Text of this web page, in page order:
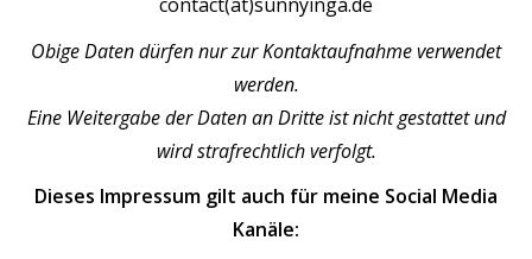
Obige Daten dürfen nur zur Kontaktaufnahme verwendet
werden.
Eine Weitergabe der Daten an Dritte ist nicht gestattet und
wird strafrechtlich verfolgt.
Dieses Impressum gilt auch für meine Social Media
Kanäle: